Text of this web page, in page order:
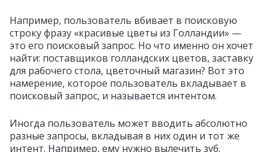
Например, пользователь вбивает в поисковую
строку фразу «красивые цветы из Голландии» —
это его поисковый запрос. Но что именно он хочет
найти: поставщиков голландских цветов, заставку
для рабочего стола, цветочный магазин? Вот это
намерение, которое пользователь вкладывает в
поисковый запрос, и называется интентом.
Иногда пользователь может вводить абсолютно
разные запросы, вкладывая в них один и тот же
интент. Например, ему нужно вылечить зуб.